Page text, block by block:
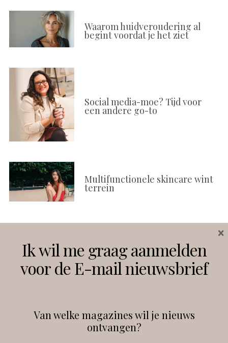
Waarom huidveroudering al
begint voordat je het ziet
Social media-moe? Tijd voor
een andere go-to
Multifunctionele skincare wint
terrein
Instagram Facebook
debeautyprofessional
Ik wil me graag aanmelden
voor de E-mail nieuwsbrief
Van welke magazines wil je nieuws
ontvangen?
×